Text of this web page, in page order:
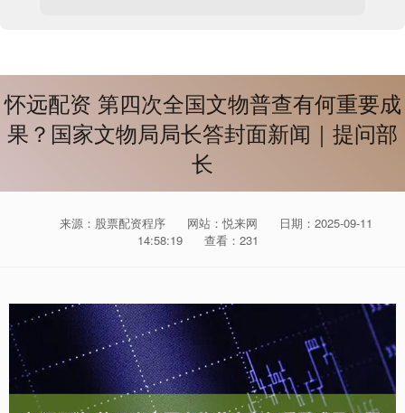
怀远配资 第四次全国文物普查有何重要成
果？国家文物局局长答封面新闻｜提问部
长
来源：股票配资程序 网站：悦来网
日期：2025-09-11
14:58:19
查看：231